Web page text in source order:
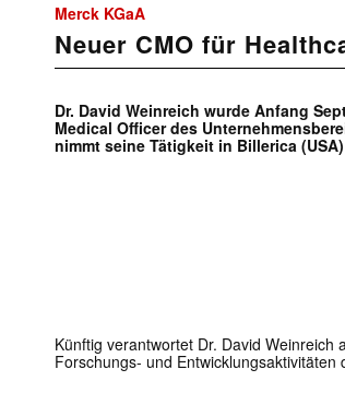
Merck KGaA
Neuer CMO für
Dr. David Weinreich wurde Anfang
Medical Officer des
nimmt seine Tätigkeit in Billerica
Künftig verantwortet Dr. David
Forschungs- und